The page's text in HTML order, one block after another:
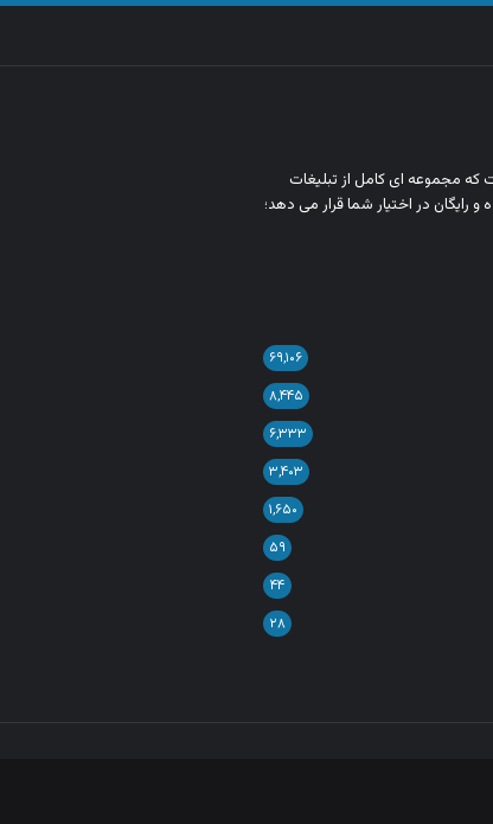
که مجموعه‌ ای کامل از تبلیغات
رایگان در اختیار شما قرار می‌ دهد؛
۶۹,۱۰۶
۸,۴۴۵
۶,۳۳۳
۳,۴۰۳
۱,۶۵۰
۵۹
۴۴
۲۸